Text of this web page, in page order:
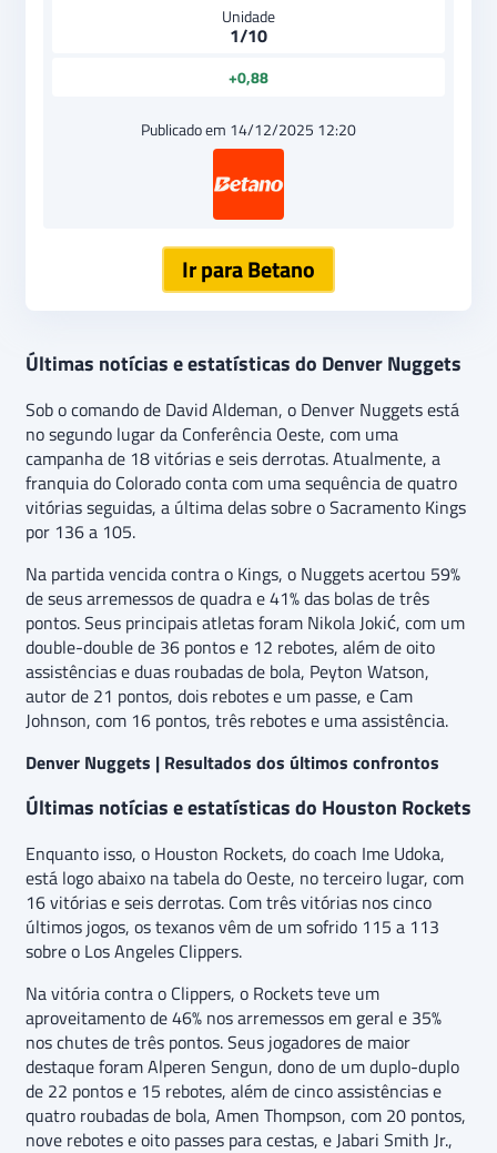
Unidade
1/10
+0,88
Publicado em 14/12/2025 12:20
Ir para Betano
Últimas notícias e estatísticas do Denver Nuggets
Sob o comando de David Aldeman, o Denver Nuggets está
no segundo lugar da Conferência Oeste, com uma
campanha de 18 vitórias e seis derrotas. Atualmente, a
franquia do Colorado conta com uma sequência de quatro
vitórias seguidas, a última delas sobre o Sacramento Kings
por 136 a 105.
Na partida vencida contra o Kings, o Nuggets acertou 59%
de seus arremessos de quadra e 41% das bolas de três
pontos. Seus principais atletas foram Nikola Jokić, com um
double-double de 36 pontos e 12 rebotes, além de oito
assistências e duas roubadas de bola, Peyton Watson,
autor de 21 pontos, dois rebotes e um passe, e Cam
Johnson, com 16 pontos, três rebotes e uma assistência.
Denver Nuggets | Resultados dos últimos confrontos
Últimas notícias e estatísticas do Houston Rockets
Enquanto isso, o Houston Rockets, do coach Ime Udoka,
está logo abaixo na tabela do Oeste, no terceiro lugar, com
16 vitórias e seis derrotas. Com três vitórias nos cinco
últimos jogos, os texanos vêm de um sofrido 115 a 113
sobre o Los Angeles Clippers.
Na vitória contra o Clippers, o Rockets teve um
aproveitamento de 46% nos arremessos em geral e 35%
nos chutes de três pontos. Seus jogadores de maior
destaque foram Alperen Sengun, dono de um duplo-duplo
de 22 pontos e 15 rebotes, além de cinco assistências e
quatro roubadas de bola, Amen Thompson, com 20 pontos,
nove rebotes e oito passes para cestas, e Jabari Smith Jr.,